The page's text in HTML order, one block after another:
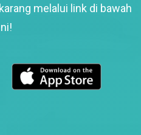
melalui link di bawah